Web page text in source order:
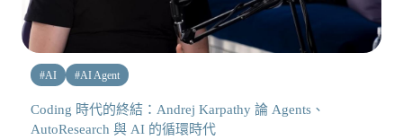
#AI #AI Agent
Coding 時代的終結：Andrej Karpathy 論 Agents、
AutoResearch 與 AI 的循環時代